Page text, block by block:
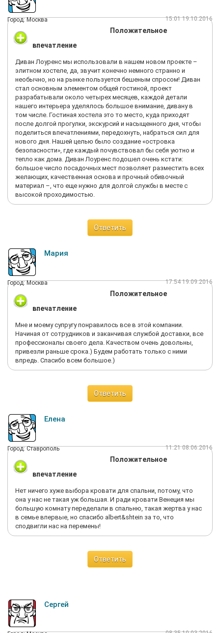
Город: Москва 15:01 19.10.2016
Положительное
впечатление
Диван Лоуренс мы использовали в нашем новом проекте –
элитном хостеле, да, звучит конечно немного странно и
необычно, но на рынке пользуется бешеным спросом! Диван
стал основным элементом общей гостиной, проект
разрабатывали около четырех месяцев, каждой детали
нашего интерьера уделялось большое внимание, дивану в
том числе. Гостиная хостела это то место, куда приходят
после долгой прогулки, экскурсий и насыщенного дня, чтобы
поделиться впечатлениями, передохнуть, набраться сил для
нового дня. Нашей целью было создание «островка
безопасности», где каждый почувствовал бы себя уютно и
тепло как дома. Диван Лоуренс подошел очень кстати:
большое число посадочных мест позволяет разместить всех
желающих, качественная основа и прочный обивочный
материал –, что еще нужно для долгой службы в месте с
высокой проходимостью.
Ответить
Мария
Город: Москва 17:54 19.09.2016
Положительное
впечатление
Мне и моему супругу понравилось все в этой компании.
Начиная от сотрудников и заканчивая службой доставки, все
профессионалы своего дела. Качеством очень довольны,
привезли раньше срока.) Будем работать только с ними
впредь. Спасибо всем большое.)
Ответить
Елена
Город: Ставрополь 11:21 08.06.2016
Положительное
впечатление
Нет ничего хуже выбора кровати для спальни, потому, что
она у нас не такая уж большая. И ради кровати Венеция мы
большую комнату переделали в спальню, такая жертва у нас
в семье впервые, но спасибо albert&shtein за то, что
сподвигли нас на перемены!
Ответить
Сергей